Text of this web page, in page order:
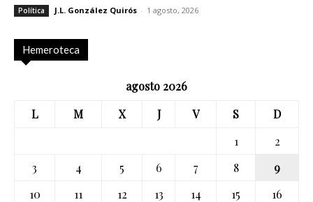
Política J.L. González Quirós - 1 agosto, 2026
Hemeroteca
agosto 2026
L
M X J V S
D
1
2
3
4 5 6 7 8
9
10
11 12 13 14 15
16